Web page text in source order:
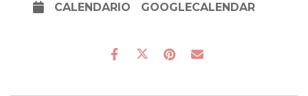
CALENDARIO GOOGLECALENDAR